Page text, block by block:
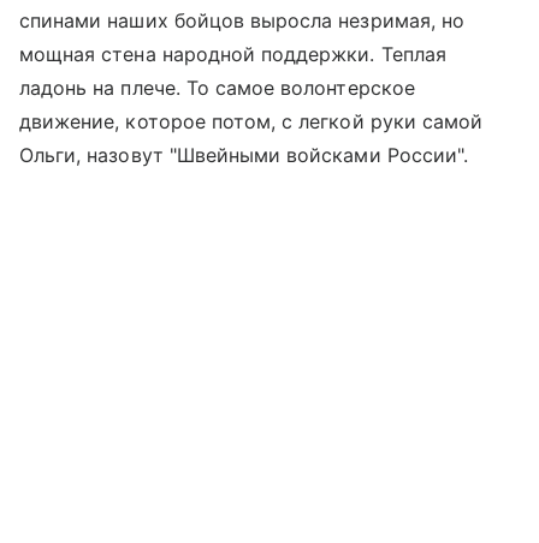
спинами наших бойцов выросла незримая, но
мощная стена народной поддержки. Теплая
ладонь на плече. То самое волонтерское
движение, которое потом, с легкой руки самой
Ольги, назовут "Швейными войсками России".